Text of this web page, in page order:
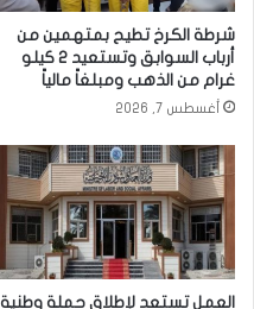
ووزير
الخزانة
ستيفن
منوتشين.
شرطة الكرخ تطيح بمتهمين من
أرباب السوابق وتستعيد 2 كيلو
غرام من الذهب ومبلغاً مالياً
أغسطس 7, 2026
العمل تستعد لإطلاق حملة وطنية